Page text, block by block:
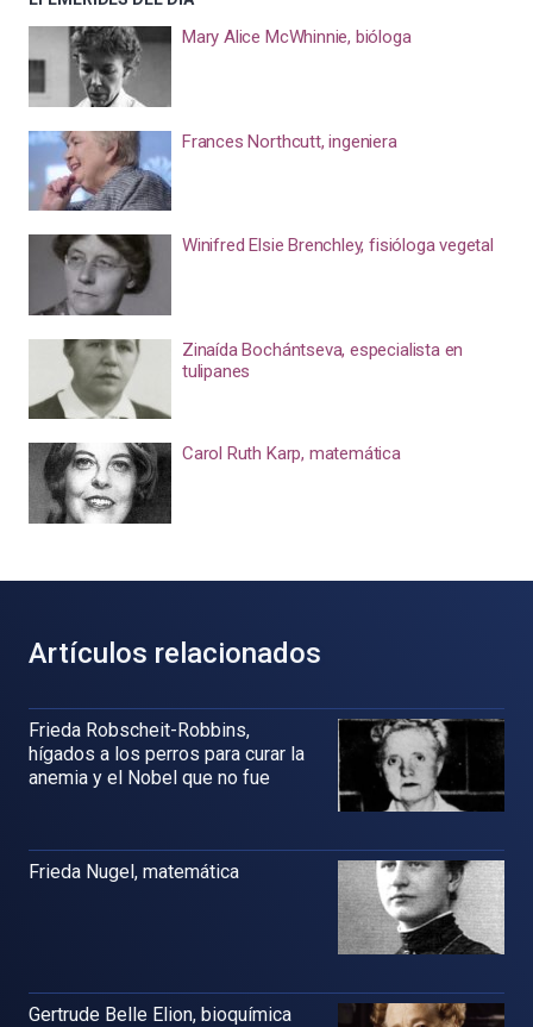
Mary Alice McWhinnie, bióloga
Frances Northcutt, ingeniera
Winifred Elsie Brenchley, fisióloga vegetal
Zinaída Bochántseva, especialista en
tulipanes
Carol Ruth Karp, matemática
Artículos relacionados
Frieda Robscheit-Robbins,
hígados a los perros para curar la
anemia y el Nobel que no fue
Frieda Nugel, matemática
Gertrude Belle Elion, bioquímica